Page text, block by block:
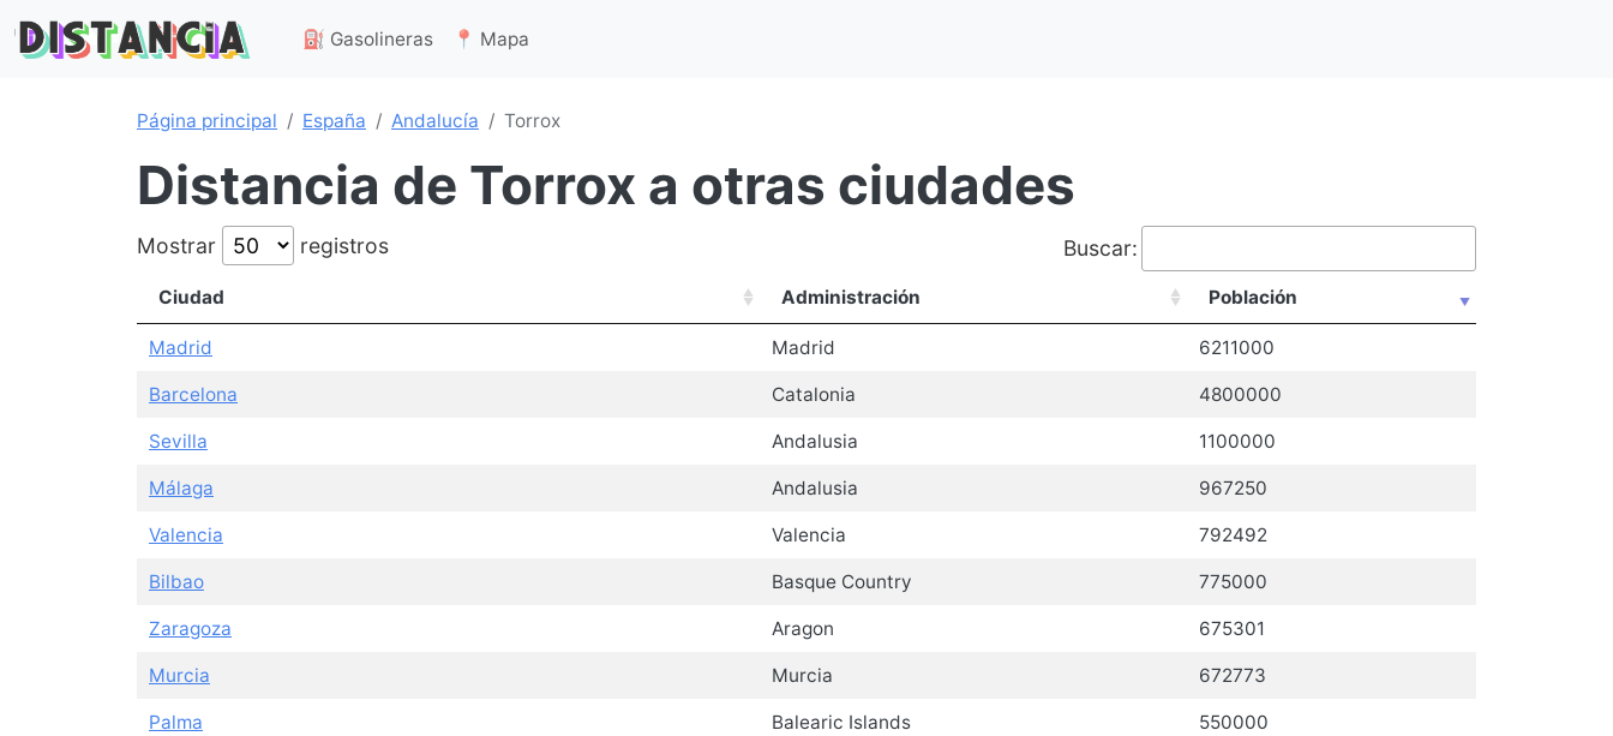
⛽ Gasolineras 📍 Mapa
Página principal España Andalucía Torrox
Distancia de Torrox a otras ciudades
Mostrar registros Buscar:
Ciudad Administración Población
Madrid Madrid 6211000
Barcelona Catalonia 4800000
Sevilla Andalusia 1100000
Málaga Andalusia 967250
Valencia Valencia 792492
Bilbao Basque Country 775000
Zaragoza Aragon 675301
Murcia Murcia 672773
Palma Balearic Islands 550000